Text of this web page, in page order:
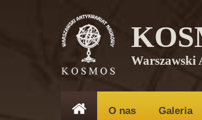
O nas Galeria